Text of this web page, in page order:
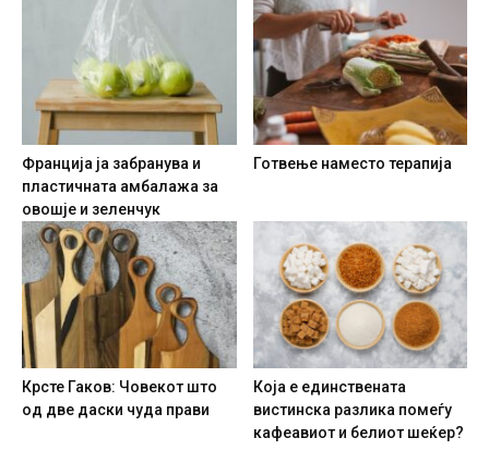
Франција ја забранува и
пластичната амбалажа за
овошје и зеленчук
Готвење наместо терапија
Крсте Гаков: Човекот што
од две даски чуда прави
Која е единствената
вистинска разлика помеѓу
кафеавиот и белиот шеќер?